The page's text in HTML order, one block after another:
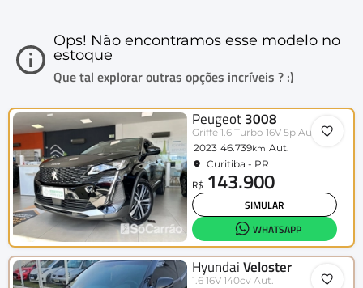
Ops! Não encontramos esse modelo no
estoque
Que tal explorar outras opções incríveis ? :)
Peugeot 3008
Griffe 1.6 Turbo 16V 5p Aut.
2023 46.739km Aut.
Curitiba - PR
R$ 143.900
SIMULAR
WHATSAPP
HyundaiVeloster
1.6 16V 140cv Aut.